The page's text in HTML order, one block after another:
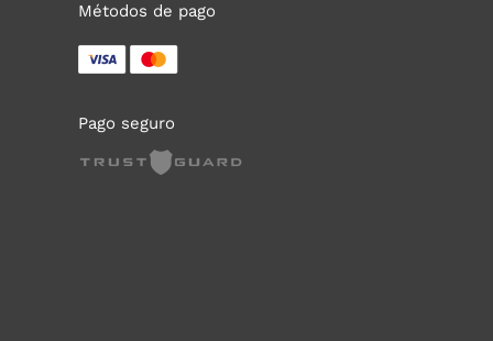
Métodos de pago
Pago seguro